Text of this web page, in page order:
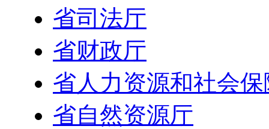
省司法厅
省财政厅
省人力资源和社会
省自然资源厅